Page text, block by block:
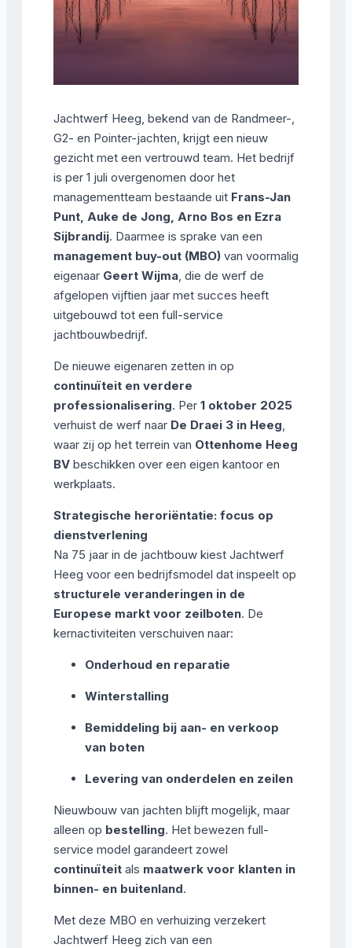
Jachtwerf Heeg, bekend van de Randmeer-,
G2- en Pointer-jachten, krijgt een nieuw
gezicht met een vertrouwd team. Het bedrijf
is per 1 juli overgenomen door het
managementteam bestaande uit Frans-Jan
Punt, Auke de Jong, Arno Bos en Ezra
Sijbrandij. Daarmee is sprake van een
management buy-out (MBO) van voormalig
eigenaar Geert Wijma, die de werf de
afgelopen vijftien jaar met succes heeft
uitgebouwd tot een full-service
jachtbouwbedrijf.
De nieuwe eigenaren zetten in op
continuïteit en verdere
professionalisering. Per 1 oktober 2025
verhuist de werf naar De Draei 3 in Heeg,
waar zij op het terrein van Ottenhome Heeg
BV beschikken over een eigen kantoor en
werkplaats.
Strategische heroriëntatie: focus op
dienstverlening
Na 75 jaar in de jachtbouw kiest Jachtwerf
Heeg voor een bedrijfsmodel dat inspeelt op
structurele veranderingen in de
Europese markt voor zeilboten. De
kernactiviteiten verschuiven naar:
Onderhoud en reparatie
Winterstalling
Bemiddeling bij aan- en verkoop
van boten
Levering van onderdelen en zeilen
Nieuwbouw van jachten blijft mogelijk, maar
alleen op bestelling. Het bewezen full-
service model garandeert zowel
continuïteit als maatwerk voor klanten in
binnen- en buitenland.
Met deze MBO en verhuizing verzekert
Jachtwerf Heeg zich van een